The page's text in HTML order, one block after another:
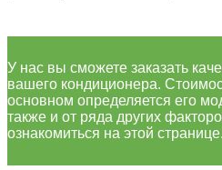
У нас вы сможете заказать
вашего кондиционера.
основном определяется его
также и от ряда других
ознакомиться на этой странице.